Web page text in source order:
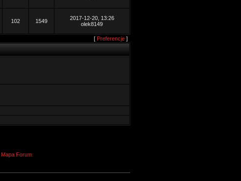
102 1549
2017-12-20, 13:26
olek8149
[ Preferencje ]
Mapa Forum